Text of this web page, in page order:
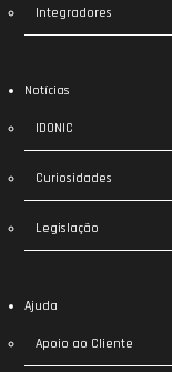
Integradores
Notícias
IDONIC
Curiosidades
Legislação
Ajuda
Apoio ao Cliente